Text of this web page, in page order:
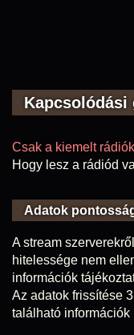
Kapcsolódási
Csak a kiemelt
Hogy lesz a rádiód
Adatok
A stream
hitelessége nem
információk
Az adatok frissítése
található